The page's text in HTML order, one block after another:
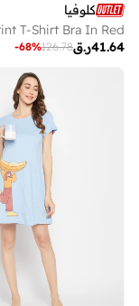
كلوفيا
ر.ق41.64
126.78
-68%